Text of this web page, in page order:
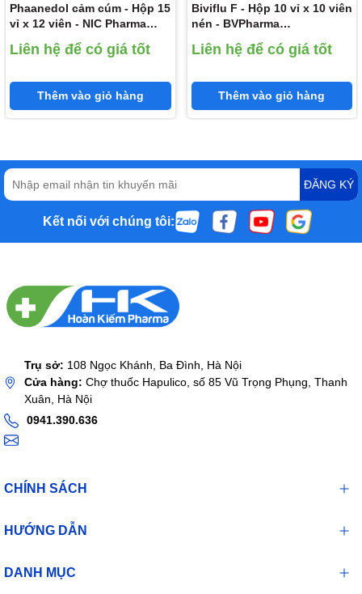
Phaanedol cảm cúm - Hộp 15
vỉ x 12 viên - NIC Pharma
25mg; Phenylephrine HCl
Liên hệ để có giá tốt
Thêm vào giỏ hàng
Biviflu F - Hộp 10 vỉ x 10 viên
nén - BVPharma
Loratadine 5mg;
15mg)
Liên hệ để có giá tốt
Thêm vào giỏ hàng
ĐĂNG KÝ
Kết nối với chúng tôi:
Trụ sở: 108 Ngọc Khánh, Ba Đình, Hà Nội
Cửa hàng: Chợ thuốc Hapulico, số 85 Vũ Trọng Phụng, Thanh
Xuân, Hà Nội
0941.390.636
CHÍNH SÁCH
HƯỚNG DẪN
DANH MỤC